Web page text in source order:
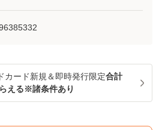
カード新規＆即時発行限定合計
える※諸条件あり